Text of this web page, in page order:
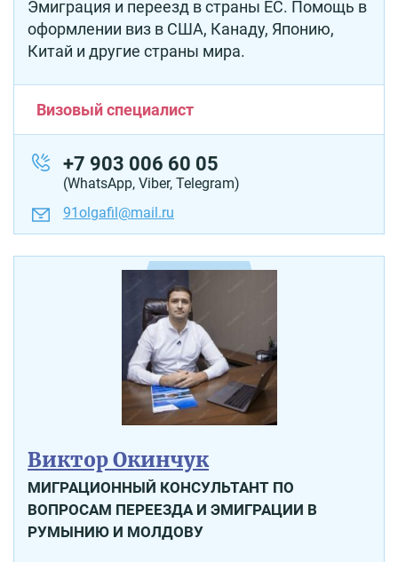
Эмиграция и переезд в страны ЕС. Помощь в
оформлении виз в США, Канаду, Японию,
Китай и другие страны мира.
Визовый специалист
+7 903 006 60 05
(WhatsApp, Viber, Telegram)
91olgafil@mail.ru
Виктор Окинчук
МИГРАЦИОННЫЙ КОНСУЛЬТАНТ ПО
ВОПРОСАМ ПЕРЕЕЗДА И ЭМИГРАЦИИ В
РУМЫНИЮ И МОЛДОВУ